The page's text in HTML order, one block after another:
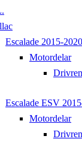
Escalade 2015-2020
Motordelar
Escalade ESV
Motordelar